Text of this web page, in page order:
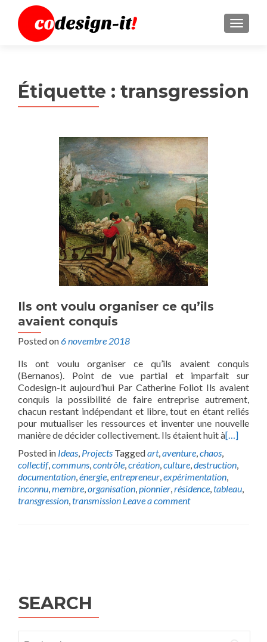
MENU
Étiquette : transgression
Ils ont voulu organiser ce qu’ils
avaient conquis
Posted on6 novembre 2018
Ils ont voulu organiser ce qu’ils avaient conquis
(Bernanos). Point de vue partial et imparfait sur
Codesign-it aujourd’hui Par Catherine Foliot Ils avaient
conquis la possibilité de faire entreprise autrement,
chacun restant indépendant et libre, tout en étant reliés
pour mutualiser les ressources et inventer une nouvelle
manière de décider collectivement. Ils étaient huit à[…]
Posted in Ideas, Projects Taggedart,aventure,chaos,
collectif,communs,contrôle,création,culture,destruction,
documentation,énergie,entrepreneur,expérimentation,
inconnu,membre,organisation,pionnier,résidence,tableau,
transgression,transmission Leave a comment
SEARCH